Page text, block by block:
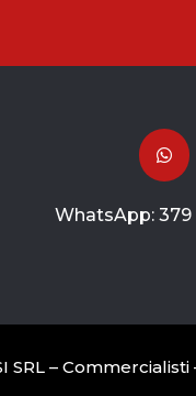

WhatsApp:379
– Commercialisti